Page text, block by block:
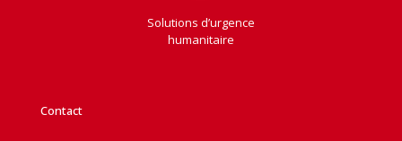
Solutions d’urgence
humanitaire
Contact